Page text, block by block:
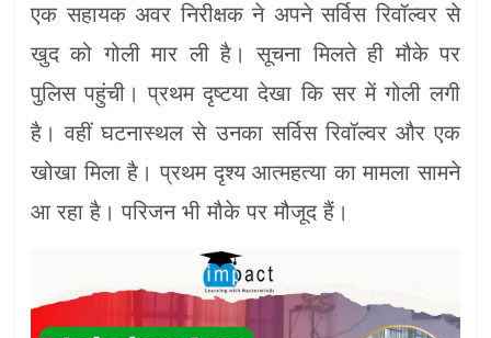
एक सहायक अवर निरीक्षक ने अपने सर्विस रिवॉल्वर से
खुद को गोली मार ली है। सूचना मिलते ही मौके पर
पुलिस पहुंची। प्रथम दृष्टया देखा कि सर में गोली लगी
है। वहीं घटनास्थल से उनका सर्विस रिवॉल्वर और एक
खोखा मिला है। प्रथम दृश्य आत्महत्या का मामला सामने
आ रहा है। परिजन भी मौके पर मौजूद हैं।